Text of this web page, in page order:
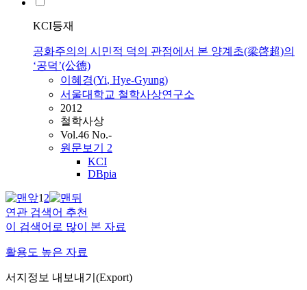
KCI등재
공화주의의 시민적 덕의 관점에서 본 양계초(梁啓超)의
‘공덕’(公德)
이혜경(Yi, Hye-Gyung)
서울대학교 철학사상연구소
2012
철학사상
Vol.46 No.-
원문보기 2
KCI
DBpia
12
연관 검색어 추천
이 검색어로 많이 본 자료
활용도 높은 자료
서지정보 내보내기(Export)